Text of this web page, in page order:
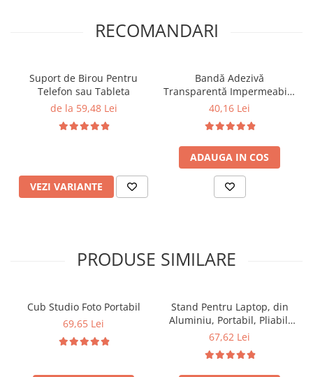
RECOMANDARI
Suport de Birou Pentru
Telefon sau Tableta
de la 59,48 Lei
VEZI VARIANTE
Bandă Adezivă
Transparentă Impermeabilă
pentru Izolare Mobilă și
Protecție Durabilă și
Eficientă
40,16 Lei
ADAUGA IN COS
PRODUSE SIMILARE
Cub Studio Foto Portabil
69,65 Lei
Stand Pentru Laptop, din
Aluminiu, Portabil, Pliabil,
Reglabil pe 6 Niveluri de
67,62 Lei